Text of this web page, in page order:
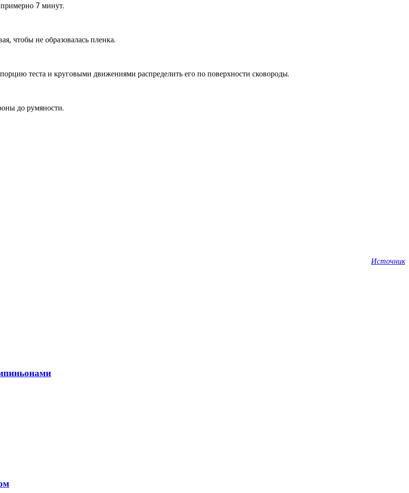
7 минут.
чтобы не образовалась пленка.
теста и круговыми движениями распределить его по поверхности сковороды.
до румяности.
Источник